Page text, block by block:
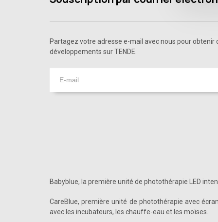
Partagez votre adresse e-mail avec nous pour
développements sur TENDE.
Babyblue, la première unité de photothérapie LED
CareBlue, première unité de photothérapie avec
avec les incubateurs, les chauffe-eau et les moïses.